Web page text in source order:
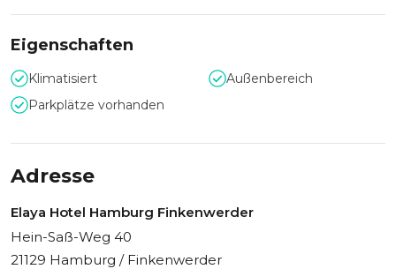
Parkplatz.
Das Eventteam freut sich auf Ihre Anfrage!
Eigenschaften
Klimatisiert
Außenbereich
Parkplätze vorhanden
Adresse
Elaya Hotel Hamburg Finkenwerder
Hein-Saß-Weg 40
21129 Hamburg / Finkenwerder